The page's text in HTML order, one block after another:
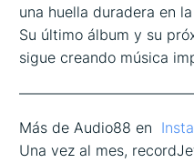
una huella duradera en
Su último álbum y su
sigue creando música
Más de Audio88 en
Una vez al mes,